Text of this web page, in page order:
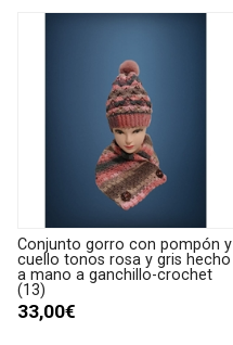
Conjunto gorro con pompón y
cuello tonos rosa y gris hecho
a mano a ganchillo-crochet
(13)
33,00€